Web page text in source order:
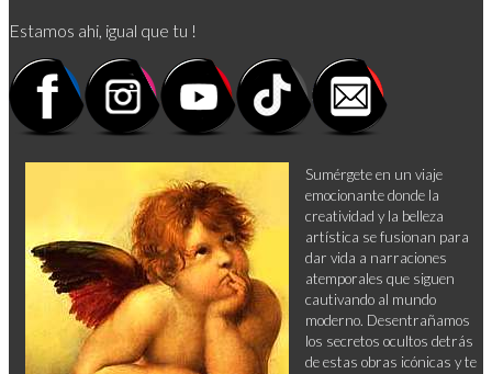
Estamos ahi, igual que tu !
Sumérgete en un viaje
emocionante donde la
creatividad y la belleza
artística se fusionan para
dar vida a narraciones
atemporales que siguen
cautivando al mundo
moderno. Desentrañamos
los secretos ocultos detrás
de estas obras icónicas y te